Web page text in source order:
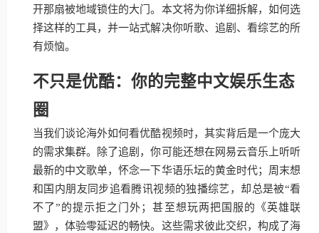
开那扇被地域锁住的大门。本文将为你详细拆解，如何选
择这样的工具，并一站式解决你听歌、追剧、看综艺的所
有烦恼。
不只是优酷：你的完整中文娱乐生态
圈
当我们谈论海外如何看优酷视频时，其实背后是一个庞大
的需求集群。除了追剧，你可能还想在网易云音乐上听听
最新的中文歌单，怀念一下华语乐坛的黄金时代；周末想
和国内朋友同步追看腾讯视频的独播综艺，却总是被“看
不了”的提示拒之门外；甚至想玩两把国服的《英雄联
盟》，体验零延迟的畅快。这些需求彼此交织，构成了海